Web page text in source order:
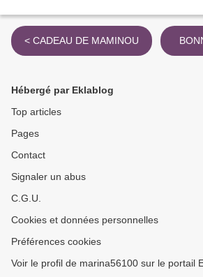
< CADEAU DE MAMINOU
Hébergé par Eklablog
Top articles
Pages
Contact
Signaler un abus
C.G.U.
Cookies et données personnelles
Préférences cookies
Voir le profil de marina56100 sur le portail